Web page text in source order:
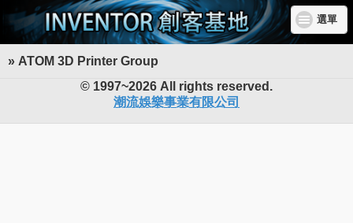
選單
» ATOM 3D Printer Group
INVENTOR 創客基地
© 1997~2026 All rights reserved.
潮流娛樂事業有限公司